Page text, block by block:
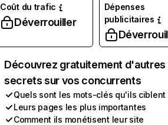
Coût du trafic
Déverrouiller
Dépenses
publicitaires
Découvrez gratuitement d'autres
secrets sur vos concurrents
Quels sont les mots-clés qu'ils ciblent
Leurs pages les plus importantes
Comment ils monétisent leur site